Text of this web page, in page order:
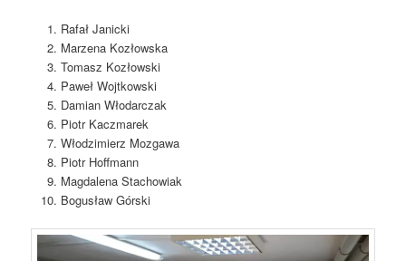
Rafał Janicki
Marzena Kozłowska
Tomasz Kozłowski
Paweł Wojtkowski
Damian Włodarczak
Piotr Kaczmarek
Włodzimierz Mozgawa
Piotr Hoffmann
Magdalena Stachowiak
Bogusław Górski